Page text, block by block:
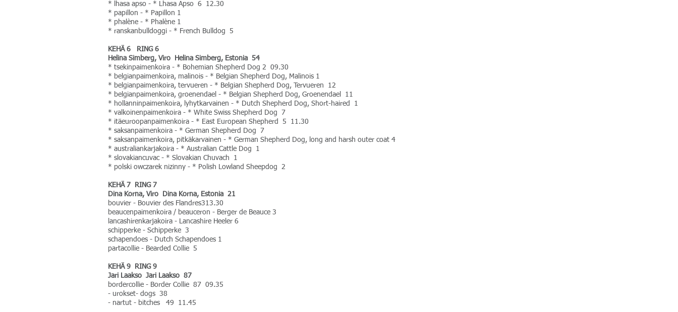
* lhasa apso - * Lhasa Apso 6 12.30
* papillon - * Papillon 1
* phalène - * Phalène 1
* ranskanbulldoggi - * French Bulldog 5
KEHÄ 6 RING 6
Helina Simberg, Viro Helina Simberg, Estonia 54
* tsekinpaimenkoira - * Bohemian Shepherd Dog 2 09.30
* belgianpaimenkoira, malinois - * Belgian Shepherd Dog, Malinois 1
* belgianpaimenkoira, tervueren - * Belgian Shepherd Dog, Tervueren 12
* belgianpaimenkoira, groenendael - * Belgian Shepherd Dog, Groenendael 11
* hollanninpaimenkoira, lyhytkarvainen - * Dutch Shepherd Dog, Short-haired 1
* valkoinenpaimenkoira - * White Swiss Shepherd Dog 7
* itäeuroopanpaimenkoira - * East European Shepherd 5 11.30
* saksanpaimenkoira - * German Shepherd Dog 7
* saksanpaimenkoira, pitkäkarvainen - * German Shepherd Dog, long and harsh outer coat 4
* australiankarjakoira - * Australian Cattle Dog 1
* slovakiancuvac - * Slovakian Chuvach 1
* polski owczarek nizinny - * Polish Lowland Sheepdog 2
KEHÄ 7 RING 7
Dina Korna, Viro Dina Korna, Estonia 21
bouvier - Bouvier des Flandres313.30
beaucenpaimenkoira / beauceron - Berger de Beauce 3
lancashirenkarjakoira - Lancashire Heeler 6
schipperke - Schipperke 3
schapendoes - Dutch Schapendoes 1
partacollie - Bearded Collie 5
KEHÄ 9 RING 9
Jari Laakso Jari Laakso 87
bordercollie - Border Collie 87 09.35
- urokset- dogs 38
- nartut - bitches 49 11.45